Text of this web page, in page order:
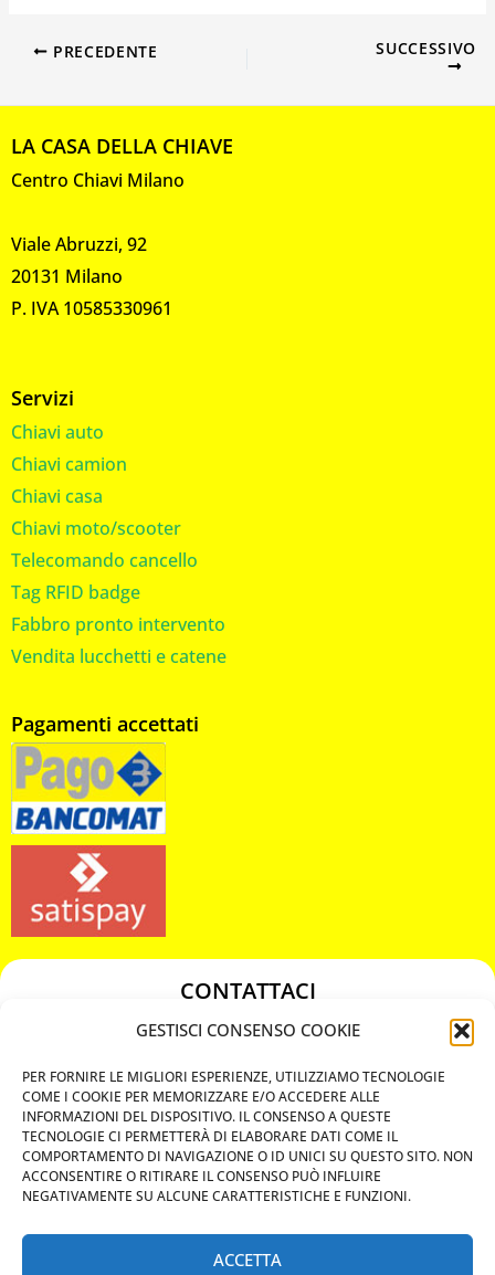
GESTISCI CONSENSO COOKIE
PER FORNIRE LE MIGLIORI ESPERIENZE, UTILIZZIAMO TECNOLOGIE
COME I COOKIE PER MEMORIZZARE E/O ACCEDERE ALLE
INFORMAZIONI DEL DISPOSITIVO. IL CONSENSO A QUESTE
TECNOLOGIE CI PERMETTERÀ DI ELABORARE DATI COME IL
COMPORTAMENTO DI NAVIGAZIONE O ID UNICI SU QUESTO SITO. NON
ACCONSENTIRE O RITIRARE IL CONSENSO PUÒ INFLUIRE
NEGATIVAMENTE SU ALCUNE CARATTERISTICHE E FUNZIONI.
ACCETTA
PRECEDENTE SUCCESSIVO
LA CASA DELLA CHIAVE
Centro Chiavi Milano
Viale Abruzzi, 92
20131 Milano
P. IVA 10585330961
Servizi
Chiavi auto
Chiavi camion
Chiavi casa
Chiavi moto/scooter
Telecomando cancello
Tag RFID badge
Fabbro pronto intervento
Vendita lucchetti e catene
Pagamenti accettati
CONTATTACI
349 3863811
chiavicodificate@gmail.com
Privacy Policy
Cookie Policy